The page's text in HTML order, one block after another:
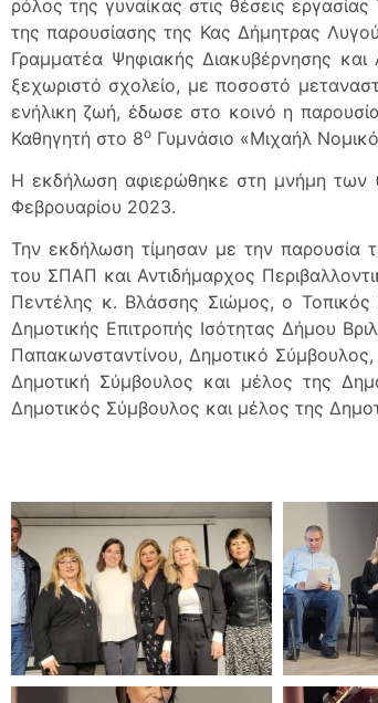
ρόλος της γυναίκας στις θέσεις
της παρουσίασης της Κας Δήμητρας
Γραμματέα Ψηφιακής Διακυβέρνησης
ξεχωριστό σχολείο, με ποσοστό
ενήλικη ζωή, έδωσε στο κοινό η
Καθηγητή στο 8ο Γυμνάσιο «Μιχαήλ
Η εκδήλωση αφιερώθηκε στη μνήμη
Φεβρουαρίου 2023.
Την εκδήλωση τίμησαν με την
του ΣΠΑΠ και Αντιδήμαρχος
Πεντέλης κ. Βλάσσης Σιώμος, ο
Δημοτικής Επιτροπής Ισότητας Δήμου
Παπακωνσταντίνου, Δημοτικό
Δημοτική Σύμβουλος και μέλος της
Δημοτικός Σύμβουλος και μέλος της